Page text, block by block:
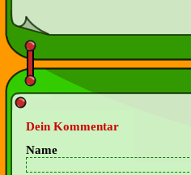
Dein Kommentar
Name